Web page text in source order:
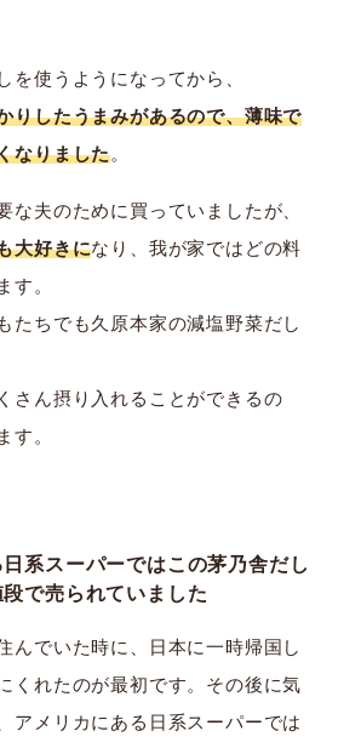
を使うようになってから、
りしたうまみがあるので、薄味で
なりました。
な夫のために買っていましたが、
大好きになり、我が家ではどの料
す。
たちでも久原本家の減塩野菜だし
さん摂り入れることができるの
す。
系スーパーではこの茅乃舎だし
で売られていました
んでいた時に、日本に一時帰国し
くれたのが最初です。その後に気
アメリカにある日系スーパーでは